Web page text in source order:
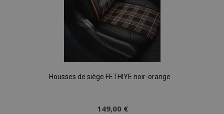
Housses de siège FETHIYE noir-orange
149,00 €